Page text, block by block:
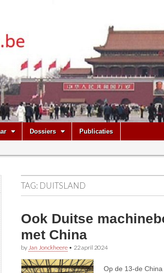
Dossiers Publicaties
TAG: DUITSLAND
Ook Duitse
met China
by Jan Jonckheere • 22 april 2024
Op de 13-de